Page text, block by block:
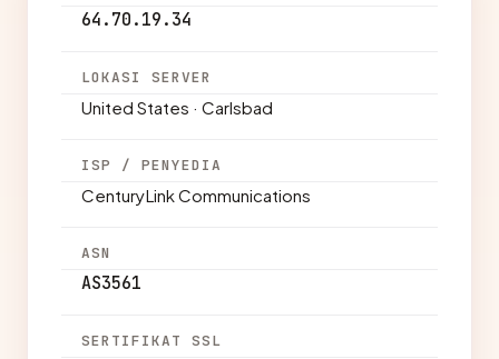
64.70.19.34
LOKASI SERVER
United States · Carlsbad
ISP / PENYEDIA
CenturyLink Communications
ASN
AS3561
SERTIFIKAT SSL